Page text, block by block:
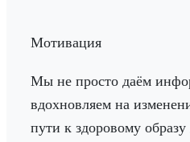
Мотивация
Мы не просто даём
вдохновляем на
пути к здоровому